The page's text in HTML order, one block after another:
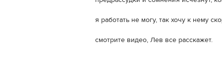
я работать не могу, так хочу к нему
смотрите видео, Лев все расскажет.